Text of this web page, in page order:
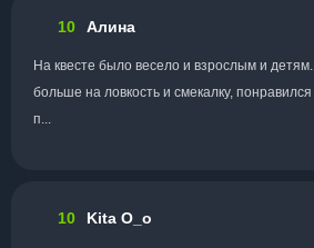
10 Алина
На квесте было весело и взрослым и
больше на ловкость и смекалку,
п...
10 Kita O_o